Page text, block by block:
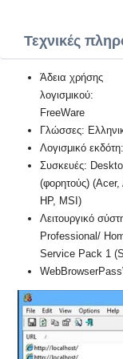
Τεχνικές
Άδεια χρήσης
λογισμικού:
FreeWare
Γλώσσες:
Λογισμικό
Συσκευές:
(φορητούς)
HP, MSI)
Λειτουργικό
Professional/
Service Pack 1